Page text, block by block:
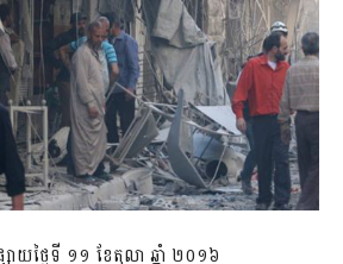
ាយថ្ងៃទី ១១ ខែតុលា ឆ្នាំ ២០១៦